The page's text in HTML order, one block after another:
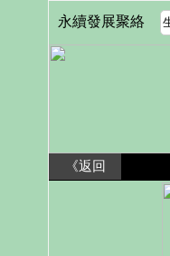
永續發展聚絡
《返回